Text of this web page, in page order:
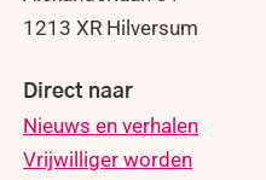
1213 XR Hilversum
Direct naar
Nieuws en verhalen
Vrijwilliger worden